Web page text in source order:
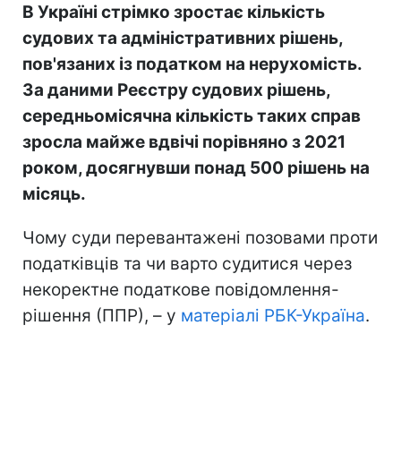
В Україні стрімко зростає кількість
судових та адміністративних рішень,
пов'язаних із податком на нерухомість.
За даними Реєстру судових рішень,
середньомісячна кількість таких справ
зросла майже вдвічі порівняно з 2021
роком, досягнувши понад 500 рішень на
місяць.
Чому суди перевантажені позовами проти
податківців та чи варто судитися через
некоректне податкове повідомлення-
рішення (ППР), – у матеріалі РБК-Україна.